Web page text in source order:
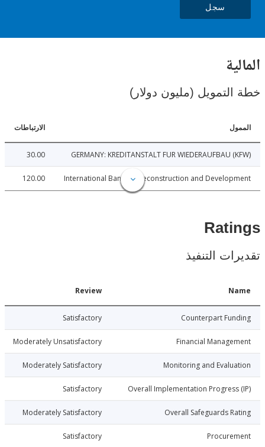
(مليون دولار)
الارتباطات
GERMANY: KREDITANSTALT FUR WIEDERAUFBAU
30.00
International Bank for Reconstruction and
120.00
التنفيذ
Counterpart
Satisfactory
Financial
Moderately Unsatisfactory
07-29
Monitoring and
Moderately Satisfactory
Overall Implementation
Satisfactory
Overall Safeguards
Moderately Satisfactory
Satisfactory